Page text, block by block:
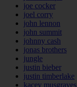
joe cocker
joel corry
john lennon
john summit
johnny cash
jonas brothers
jungle
justin bieber
justin timberlake
kacey musgraves